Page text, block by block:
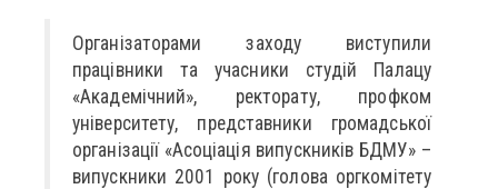
Організаторами заходу виступили
працівники та учасники студій Палацу
«Академічний», ректорату, профком
університету, представники громадської
організації «Асоціація випускників БДМУ» –
випускники 2001 року (голова оргкомітету